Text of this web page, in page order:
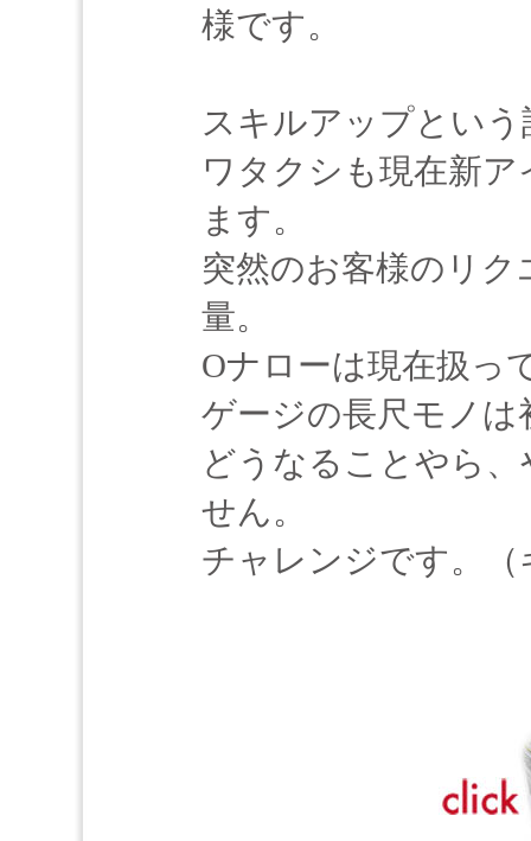
様です。
スキルアップとい
ワタクシも現在新
ます。
突然のお客様のリク
量。
Oナローは現在扱っ
ゲージの長尺モノは
どうなることやら
せん。
チャレンジです。（